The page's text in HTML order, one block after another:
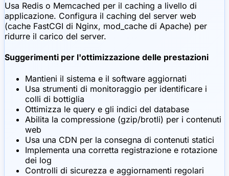
Usa Redis o Memcached per il caching a livello di
applicazione. Configura il caching del server web
(cache FastCGI di Nginx, mod_cache di Apache) per
ridurre il carico del server.
Suggerimenti per l'ottimizzazione delle prestazioni
Mantieni il sistema e il software aggiornati
Usa strumenti di monitoraggio per identificare i
colli di bottiglia
Ottimizza le query e gli indici del database
Abilita la compressione (gzip/brotli) per i contenuti
web
Usa una CDN per la consegna di contenuti statici
Implementa una corretta registrazione e rotazione
dei log
Controlli di sicurezza e aggiornamenti regolari